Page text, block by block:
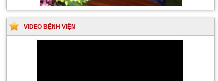
VIDEO BỆNH VIỆN